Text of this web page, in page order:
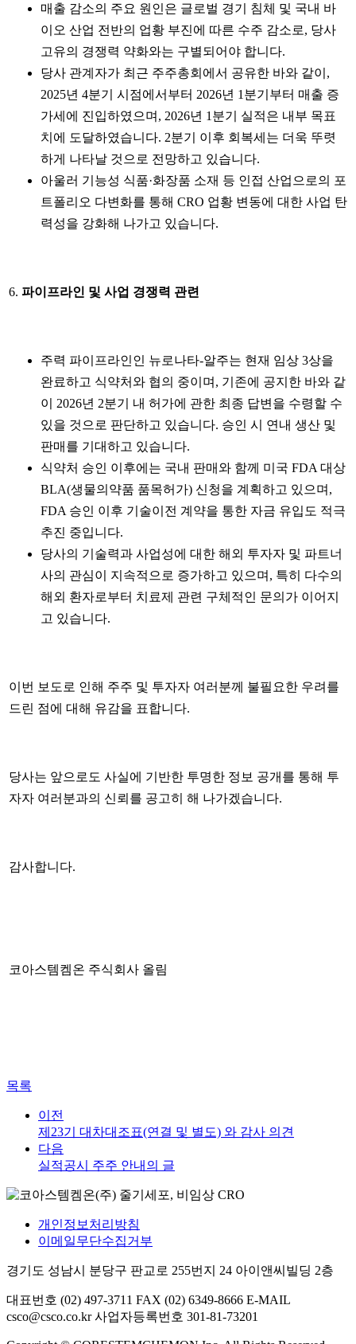
매출 감소의 주요 원인은 글로벌 경기 침체 및 국내 바
이오 산업 전반의 업황 부진에 따른 수주 감소로, 당사
고유의 경쟁력 약화와는 구별되어야 합니다.
당사 관계자가 최근 주주총회에서 공유한 바와 같이,
2025년 4분기 시점에서부터 2026년 1분기부터 매출 증
가세에 진입하였으며, 2026년 1분기 실적은 내부 목표
치에 도달하였습니다. 2분기 이후 회복세는 더욱 뚜렷
하게 나타날 것으로 전망하고 있습니다.
아울러 기능성 식품·화장품 소재 등 인접 산업으로의 포
트폴리오 다변화를 통해 CRO 업황 변동에 대한 사업 탄
력성을 강화해 나가고 있습니다.
6. 파이프라인 및 사업 경쟁력 관련
주력 파이프라인인 뉴로나타-알주는 현재 임상 3상을
완료하고 식약처와 협의 중이며, 기존에 공지한 바와 같
이 2026년 2분기 내 허가에 관한 최종 답변을 수령할 수
있을 것으로 판단하고 있습니다. 승인 시 연내 생산 및
판매를 기대하고 있습니다.
식약처 승인 이후에는 국내 판매와 함께 미국 FDA 대상
BLA(생물의약품 품목허가) 신청을 계획하고 있으며,
FDA 승인 이후 기술이전 계약을 통한 자금 유입도 적극
추진 중입니다.
당사의 기술력과 사업성에 대한 해외 투자자 및 파트너
사의 관심이 지속적으로 증가하고 있으며, 특히 다수의
해외 환자로부터 치료제 관련 구체적인 문의가 이어지
고 있습니다.
이번 보도로 인해 주주 및 투자자 여러분께 불필요한 우려를
드린 점에 대해 유감을 표합니다.
당사는 앞으로도 사실에 기반한 투명한 정보 공개를 통해 투
자자 여러분과의 신뢰를 공고히 해 나가겠습니다.
감사합니다.
코아스템켐온 주식회사 올림
목록
이전
제23기 대차대조표(연결 및 별도) 와 감사 의견
다음
실적공시 주주 안내의 글
개인정보처리방침
이메일무단수집거부
경기도 성남시 분당구 판교로 255번지 24 아이앤씨빌딩 2층
대표번호 (02) 497-3711 FAX (02) 6349-8666 E-MAIL
csco@csco.co.kr사업자등록번호 301-81-73201